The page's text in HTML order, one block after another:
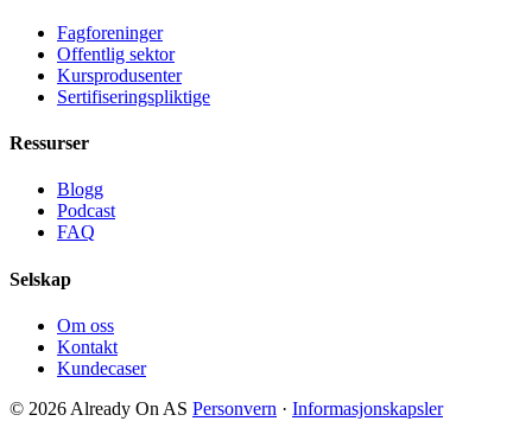
Fagforeninger
Offentlig sektor
Kursprodusenter
Sertifiseringspliktige
Ressurser
Blogg
Podcast
FAQ
Selskap
Om oss
Kontakt
Kundecaser
© 2026 Already On AS Personvern · Informasjonskapsler